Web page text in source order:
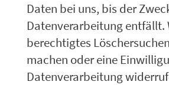
Daten bei uns, bis der
Datenverarbeitung entfällt.
berechtigtes
machen oder eine
Datenverarbeitung